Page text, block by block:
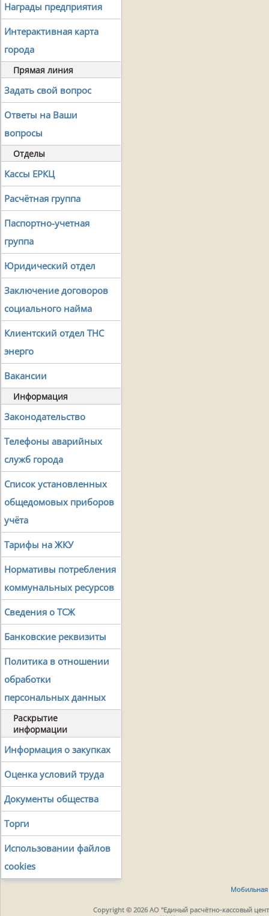
Награды предприятия
Интерактивная карта
города
Прямая линия
Задать свой вопрос
Ответы на Ваши
вопросы
Отделы
Кассы ЕРКЦ
Расчётная группа
Паспортно-учетная
группа
Юридический отдел
Заключение договоров
социального найма
Клиентский отдел ТНС
энерго
Вакансии
Информация
Законодательство
Телефоны аварийных
служб города
Список установленных
общедомовых приборов
учёта
Тарифы на ЖКУ
Нормативы потребления
коммунальных ресурсов
Сведения о ТСЖ
Банковские реквизиты
Политика в отношении
обработки
персональных данных
Раскрытие
информации
Информация о закупках
Оценка условий труда
Документы общества
Торги
Использовании файлов
cookies
Мобильная
Copyright © 2026 АО "Единый расчётно-кассовый